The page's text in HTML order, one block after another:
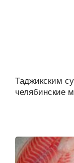
Таджикским
челябинские